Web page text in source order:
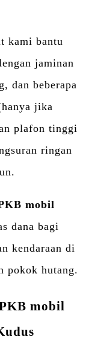
kami bantu
jaminan
dan beberapa
jika
plafon tinggi
ringan
mobil
dana bagi
kendaraan di
pokok hutang.
mobil